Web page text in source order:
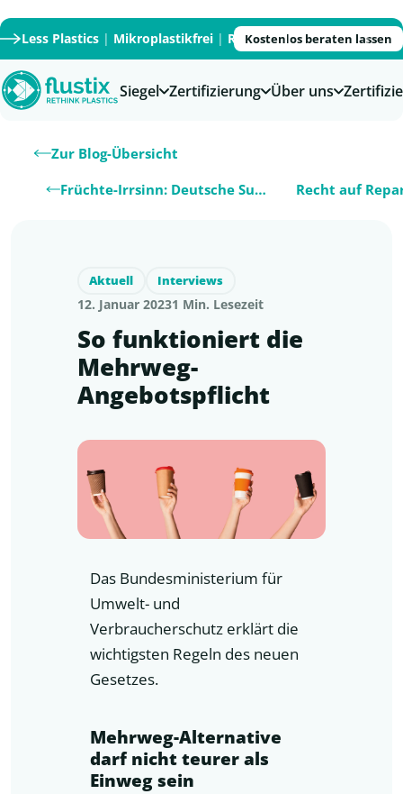
Less Plastics| Mikroplastikfrei| Recycled|Recyclable|
Kostenlos beraten lassen
Siegel Zertifizierung Über uns
Zur Blog-Übersicht
Früchte-Irrsinn: Deutsche Supermarkt-K…
Aktuell Interviews
12. Januar 20231 Min. Lesezeit
So funktioniert die
Mehrweg-
Angebotspflicht
Das Bundesministerium für
Umwelt- und
Verbraucherschutz erklärt die
wichtigsten Regeln des neuen
Gesetzes.
Mehrweg-Alternative
darf nicht teurer als
Einweg sein